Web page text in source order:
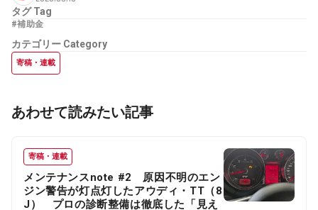
タグTag
#補助金
カテゴリー Category
寄稿・連載
あわせて読みたい記事
寄稿・連載
メンテナンスnote #2 原因不明のエン
ジン警告が灯点灯したアウディ・TT（8
J） プロの診断整備は徹底した「見え